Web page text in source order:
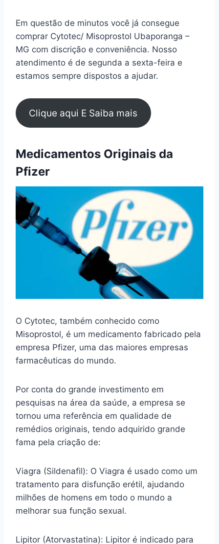
Em questão de minutos você já consegue
comprar Cytotec/ Misoprostol Ubaporanga –
MG com discrição e conveniência. Nosso
atendimento é de segunda a sexta-feira e
estamos sempre dispostos a ajudar.
Clique aqui E Saiba mais
Medicamentos Originais da
Pfizer
O Cytotec, também conhecido como
Misoprostol, é um medicamento fabricado pela
empresa Pfizer, uma das maiores empresas
farmacêuticas do mundo.
Por conta do grande investimento em
pesquisas na área da saúde, a empresa se
tornou uma referência em qualidade de
remédios originais, tendo adquirido grande
fama pela criação de:
Viagra (Sildenafil): O Viagra é usado como um
tratamento para disfunção erétil, ajudando
milhões de homens em todo o mundo a
melhorar sua função sexual.
Lipitor (Atorvastatina): Lipitor é indicado para